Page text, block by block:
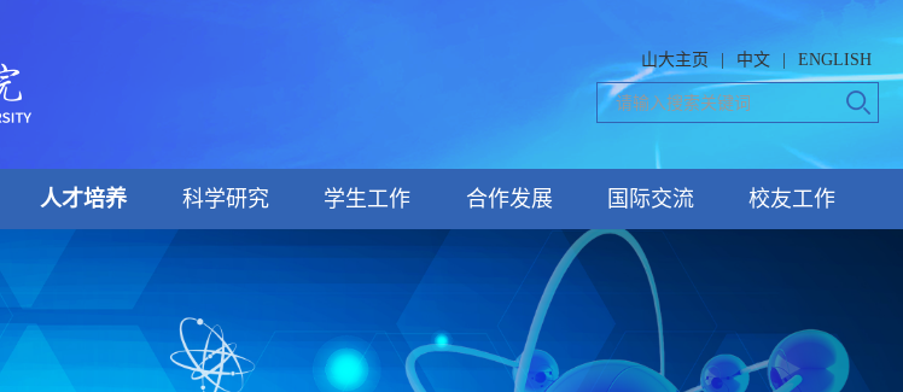
山大主页 中文 ENGLISH
人才培养 科学研究 学生工作 合作发展 国际交流 校友工作